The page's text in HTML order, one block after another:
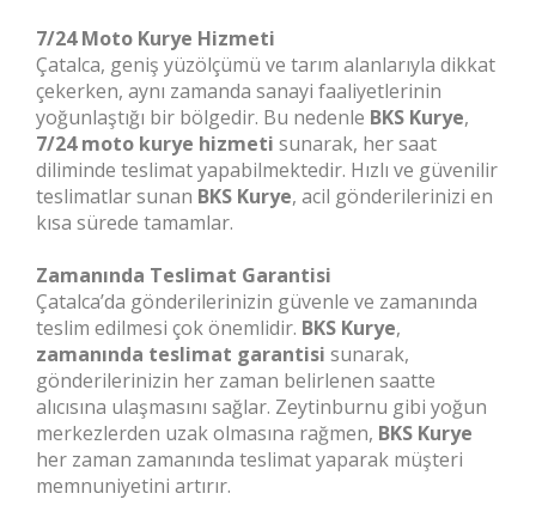
7/24 Moto Kurye Hizmeti
Çatalca, geniş yüzölçümü ve tarım alanlarıyla dikkat
çekerken, aynı zamanda sanayi faaliyetlerinin
yoğunlaştığı bir bölgedir. Bu nedenle BKS Kurye,
7/24 moto kurye hizmeti sunarak, her saat
diliminde teslimat yapabilmektedir. Hızlı ve güvenilir
teslimatlar sunan BKS Kurye, acil gönderilerinizi en
kısa sürede tamamlar.
Zamanında Teslimat Garantisi
Çatalca’da gönderilerinizin güvenle ve zamanında
teslim edilmesi çok önemlidir. BKS Kurye,
zamanında teslimat garantisi sunarak,
gönderilerinizin her zaman belirlenen saatte
alıcısına ulaşmasını sağlar. Zeytinburnu gibi yoğun
merkezlerden uzak olmasına rağmen, BKS Kurye
her zaman zamanında teslimat yaparak müşteri
memnuniyetini artırır.